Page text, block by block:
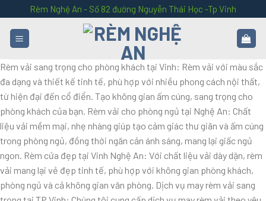
to
content
Rèm Nghệ An - Số 82 đường Nguyễn Thái Học -Tp Vinh
Rèm vải sang trọng cho phòng khách tại Vinh: Rèm vải với màu sắc
đa dạng và thiết kế tinh tế, phù hợp với nhiều phong cách nội thất,
từ hiện đại đến cổ điển. Tạo không gian ấm cúng, sang trọng cho
phòng khách của bạn. Rèm vải cho phòng ngủ tại Nghệ An: Chất
liệu vải mềm mại, nhẹ nhàng giúp tạo cảm giác thư giãn và ấm cúng
trong phòng ngủ, đồng thời ngăn cản ánh sáng, mang lại giấc ngủ
ngon. Rèm cửa đẹp tại Vinh Nghệ An: Với chất liệu vải dày dặn, rèm
vải mang lại vẻ đẹp tinh tế, phù hợp với không gian phòng khách,
phòng ngủ và cả không gian văn phòng. Dịch vụ may rèm vải sang